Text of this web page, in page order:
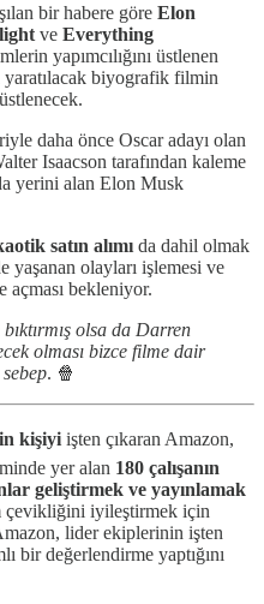
bir habere göre Elon
ve Everything
yapımcılığını üstlenen
yaratılacak biyografik filmin
üstlenecek.
daha önce Oscar adayı olan
Isaacson tarafından kaleme
yerini alan Elon Musk
satın alımı da dahil olmak
yaşanan olayları işlemesi ve
açması bekleniyor.
olsa da Darren
olması bizce filme dair
. 🍿
kişiyi işten çıkaran Amazon,
yer alan 180 çalışanın
geliştirmek ve yayınlamak
çevikliğini iyileştirmek için
lider ekiplerinin işten
bir değerlendirme yaptığını